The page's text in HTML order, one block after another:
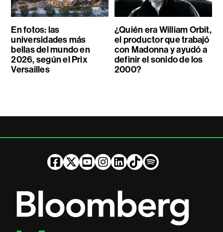
En fotos: las
universidades más
bellas del mundo en
2026, según el Prix
Versailles
¿Quién era William Orbit,
el productor que trabajó
con Madonna y ayudó a
definir el sonido de los
2000?